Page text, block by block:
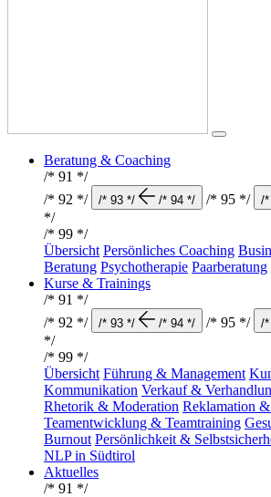
Beratung & Coaching
/* 91 */
/* 92 */
/* 93 */ /* 94 */ /* 95 */
*/
/* 99 */
Übersicht Persönliches Coaching
Beratung Psychotherapie Paarberatung
Kurse & Trainings
/* 91 */
/* 92 */
/* 93 */ /* 94 */ /* 95 */
*/
/* 99 */
Übersicht Führung & Management
Kommunikation Verkauf &
Rhetorik & Moderation Reklamation
Teamentwicklung & Teamtraining
Burnout Persönlichkeit &
NLP in Südtirol
Aktuelles
/* 91 */